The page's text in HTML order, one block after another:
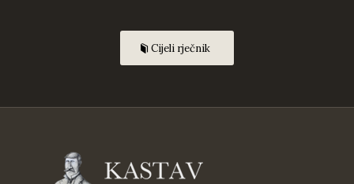
Cijeli rječnik